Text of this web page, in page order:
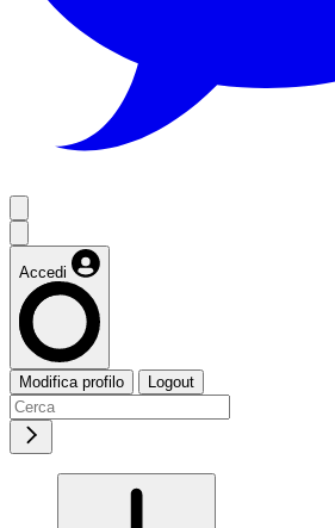
Accedi
Modifica profilo Logout